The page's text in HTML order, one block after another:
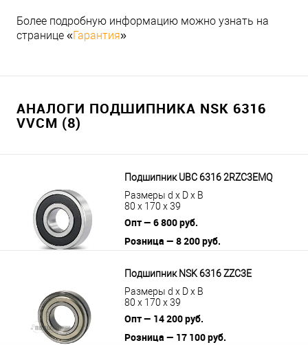
Более подробную информацию можно узнать на
странице «Гарантия»
АНАЛОГИ ПОДШИПНИКА NSK 6316
VVCM (8)
Подшипник UBC 6316 2RZC3EMQ
Размеры d x D x B
80 x 170 x 39
Опт — 6 800 руб.
Розница — 8 200 руб.
Подшипник NSK 6316 ZZC3E
Размеры d x D x B
80 x 170 x 39
Опт — 14 200 руб.
Розница — 17 100 руб.